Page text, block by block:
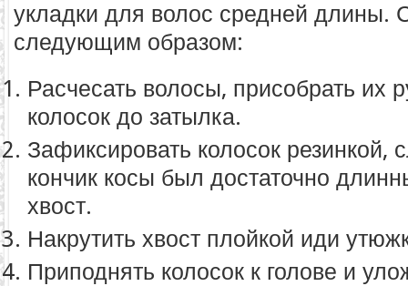
укладки для волос средней длины.
следующим образом:
Расчесать волосы, присобрать их
колосок до затылка.
Зафиксировать колосок резинкой,
кончик косы был достаточно
хвост.
Накрутить хвост плойкой иди
Приподнять колосок к голове и